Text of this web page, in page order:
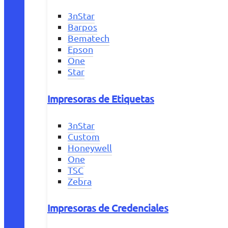
3nStar
Barpos
Bematech
Epson
One
Star
Impresoras de Etiquetas
3nStar
Custom
Honeywell
One
TSC
Zebra
Impresoras de Credenciales